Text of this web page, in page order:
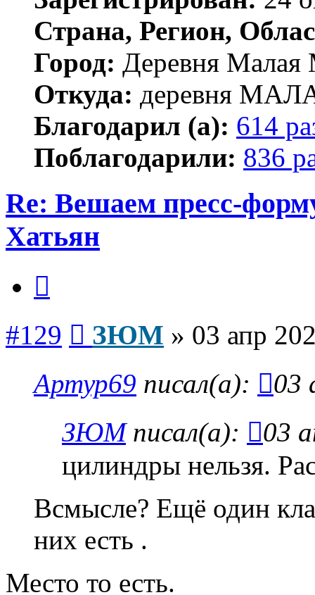
Страна, Регион,
Город: Деревня Малая
Откуда: деревня
Благодарил (а): 614
Поблагодарили: 836
Re: Вешаем пресс-
Хатьян
#129 ЗЮМ » 03 апр
Артур69 писал(а):
03
ЗЮМписал(а):
03
цилиндры нельзя.
Всмысле? Ещё один
них есть .
Место то есть.